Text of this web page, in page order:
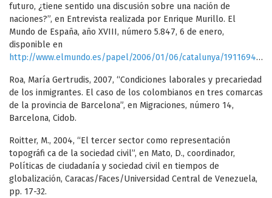
futuro, ¿tiene sentido una discusión sobre una nación de
naciones?”, en Entrevista realizada por Enrique Murillo. El
Mundo de España, año XVIII, número 5.847, 6 de enero,
disponible en
http://www.elmundo.es/papel/2006/01/06/catalunya/1911694.html
Roa, María Gertrudis, 2007, “Condiciones laborales y precariedad
de los inmigrantes. El caso de los colombianos en tres comarcas
de la provincia de Barcelona”, en Migraciones, número 14,
Barcelona, Cidob.
Roitter, M., 2004, “El tercer sector como representación
topográfi ca de la sociedad civil”, en Mato, D., coordinador,
Políticas de ciudadanía y sociedad civil en tiempos de
globalización, Caracas/Faces/Universidad Central de Venezuela,
pp. 17-32.